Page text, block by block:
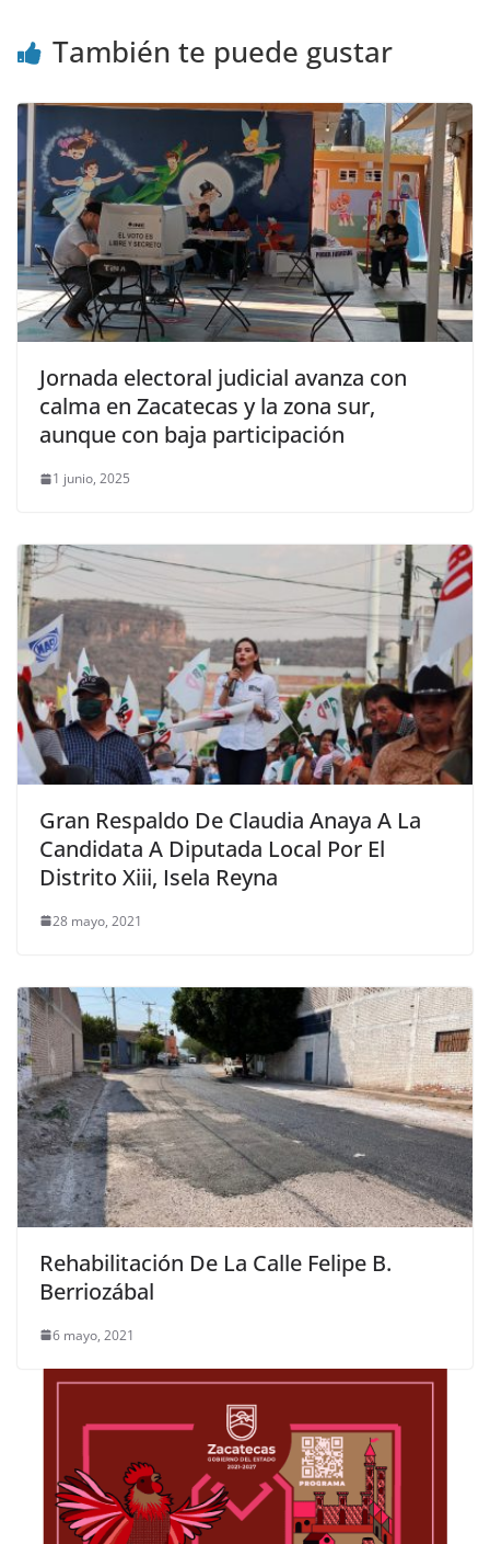
También te puede gustar
Jornada electoral judicial avanza con
calma en Zacatecas y la zona sur,
aunque con baja participación
1 junio, 2025
Gran Respaldo De Claudia Anaya A La
Candidata A Diputada Local Por El
Distrito Xiii, Isela Reyna
28 mayo, 2021
Rehabilitación De La Calle Felipe B.
Berriozábal
6 mayo, 2021